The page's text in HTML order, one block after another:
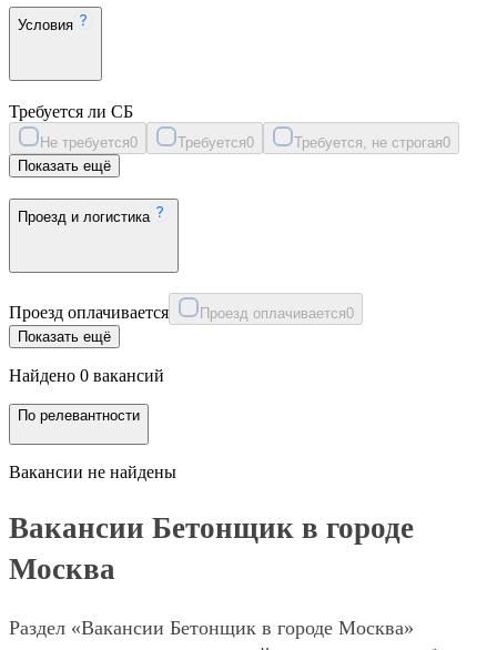
Условия
Требуется ли СБ
Не требуется0 Требуется0 Требуется, не строгая0
Показать ещё
Проезд и логистика
Проезд оплачивается Проезд оплачивается0
Показать ещё
Найдено 0 вакансий
По релевантности
Вакансии не найдены
Вакансии Бетонщик в городе
Москва
Раздел «Вакансии Бетонщик в городе Москва»